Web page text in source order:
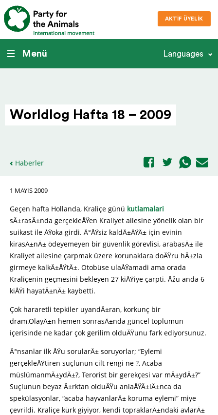
International movement
AKTIF ÜYELIK
Menü Languages
Worldlog Hafta 18 – 2009
Haberler
1 MAYIS 2009
Geçen hafta Hollanda, Kraliçe günü kutlamalari
sÄ±rasÄ±nda gerçekleÅŸen Kraliyet ailesine yönelik olan bir
suikast ile ÅŸoka girdi. Ä°ÅŸsiz kaldÄ±ÄŸÄ± için evinin
kirasÄ±nÄ± ödeyemeyen bir güvenlik görevlisi, arabasÄ± ile
Kraliyet ailesine çarpmak üzere korunaklara doÄŸru hÄ±zla
girmeye kalkÄ±ÅŸtÄ±. Otobüse ulaÅŸamadi ama orada
Kraliçenin geçmesini bekleyen 27 kiÅŸiye çarpti. Åžu anda 6
kiÅŸi hayatÄ±nÄ± kaybetti.
Çok hararetli tepkiler uyandÄ±ran, korkunç bir
dram.OlayÄ±n hemen sonrasÄ±nda güncel toplumun
içerisinde ne kadar çok gerilim olduÄŸunu fark ediyorsunuz.
Ä°nsanlar ilk ÅŸu sorularÄ± soruyorlar; “Eylemi
gerçekleÅŸtiren suçlunun cilt rengi ne ?, Acaba
müslümanmÄ±ydÄ±?, Terorist bir gerekçesi var mÄ±ydÄ±?”
Suçlunun beyaz Ä±rktan olduÄŸu anlaÅŸÄ±lÄ±nca da
spekülasyonlar, “acaba hayvanlarÄ± koruma eylemi” miye
çevrildi. Kraliçe kürk giyiyor, kendi topraklarÄ±ndaki avlarÄ±